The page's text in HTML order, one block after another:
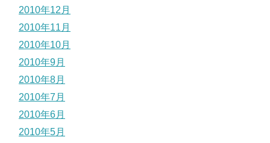
2010年12月
2010年11月
2010年10月
2010年9月
2010年8月
2010年7月
2010年6月
2010年5月